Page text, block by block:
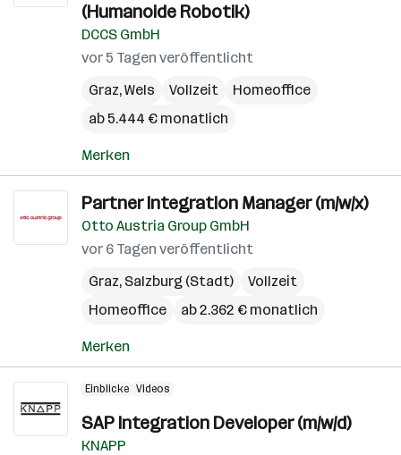
(Humanoide Robotik)
DCCS GmbH
vor 5 Tagen veröffentlicht
Graz,Wels Vollzeit
Homeoffice
ab 5.444 € monatlich
Merken
Partner Integration Manager (m/w/x)
Otto Austria Group GmbH
vor 6 Tagen veröffentlicht
Graz, Salzburg (Stadt)
Vollzeit
Homeoffice
ab 2.362 € monatlich
Merken
Einblicke Videos
SAP Integration Developer (m/w/d)
KNAPP